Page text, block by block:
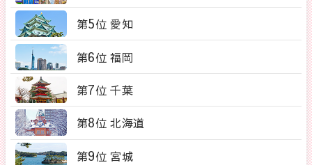
第5位 愛知
第6位 福岡
第7位 千葉
第8位 北海道
第9位 宮城